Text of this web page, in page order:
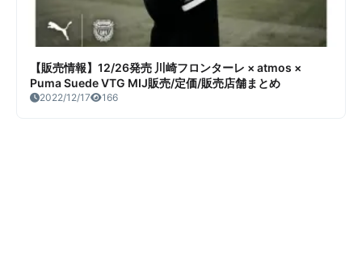
【販売情報】12/26発売 川崎フロンターレ × atmos ×
Puma Suede VTG MIJ販売/定価/販売店舗まとめ
2022/12/17 166